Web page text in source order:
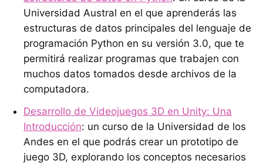
Universidad Austral en el que aprenderás las
estructuras de datos principales del lenguaje de
programación Python en su versión 3.0, que te
permitirá realizar programas que trabajen con
muchos datos tomados desde archivos de la
computadora.
Desarrollo de Videojuegos 3D en Unity: Una
Introducción: un curso de la Universidad de los
Andes en el que podrás crear un prototipo de
juego 3D, explorando los conceptos necesarios